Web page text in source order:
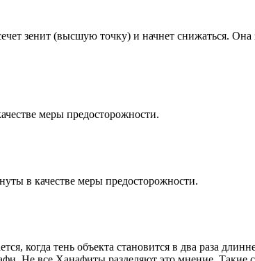
зенит (высшую точку) и начнет снижаться.
меры предосторожности.
в качестве меры предосторожности.
когда тень объекта становится в два раза